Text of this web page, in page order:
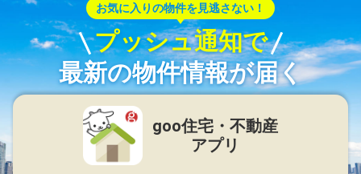
お気に入りの物件を見逃さない！
プッシュ通知で
最新の物件情報が届く
goo住宅・不動産
アプリ